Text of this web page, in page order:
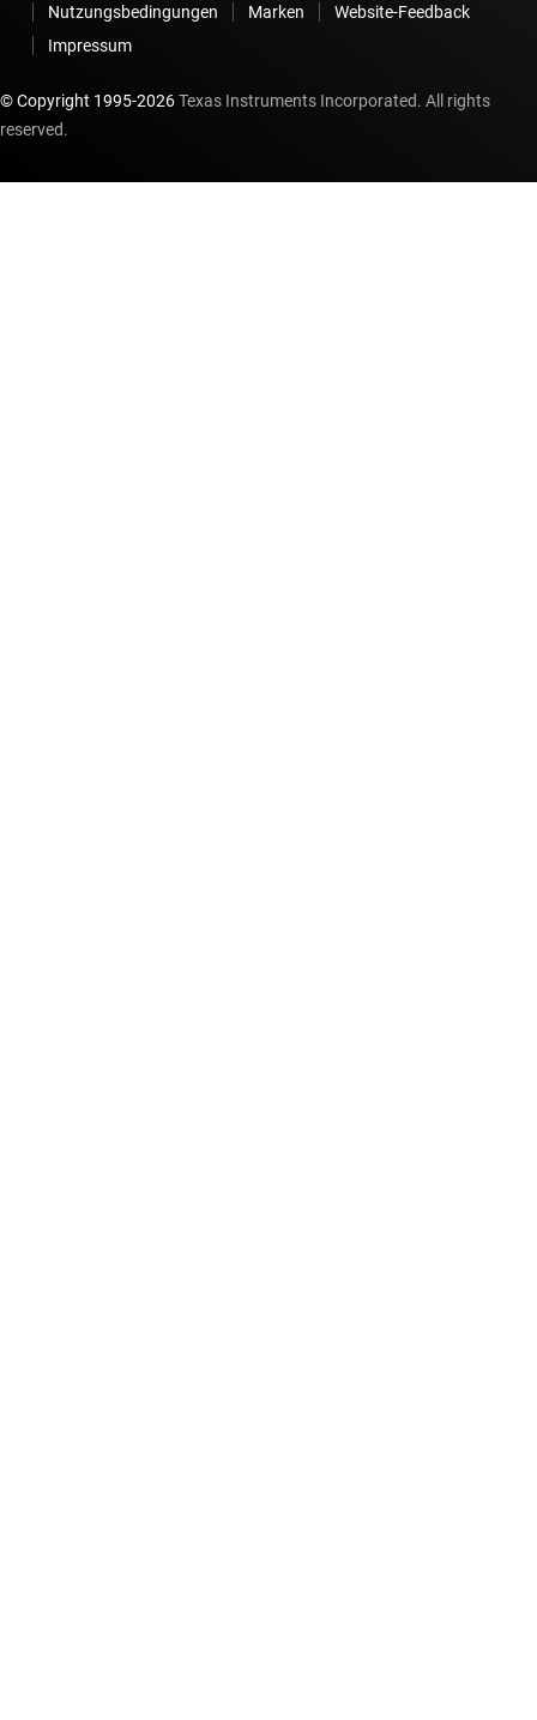
Nutzungsbedingungen Marken
Website-Feedback
Impressum
© Copyright 1995-2026Texas Instruments Incorporated. All rights
reserved.